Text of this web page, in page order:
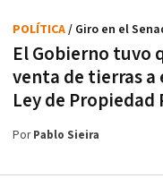
El Gobierno tuvo
venta de tierras a
Ley de Propiedad
POLÍTICA/ Giro en el
PorPablo Sieira